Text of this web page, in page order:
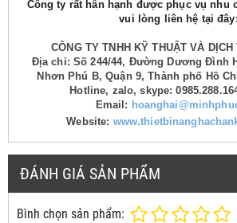
Công ty rất hân hạnh được phục vụ nhu
vui lòng liên hệ tại đây:
CÔNG TY TNHH KỸ THUẬT VÀ DỊCH
Địa chỉ: Số 244/44, Đường Dương Đình
Nhơn Phú B, Quận 9, Thành phố Hồ
Hotline, zalo, skype:
Email:
Website:
ĐÁNH GIÁ SẢN PHẨM
Bình chọn sản phẩm: